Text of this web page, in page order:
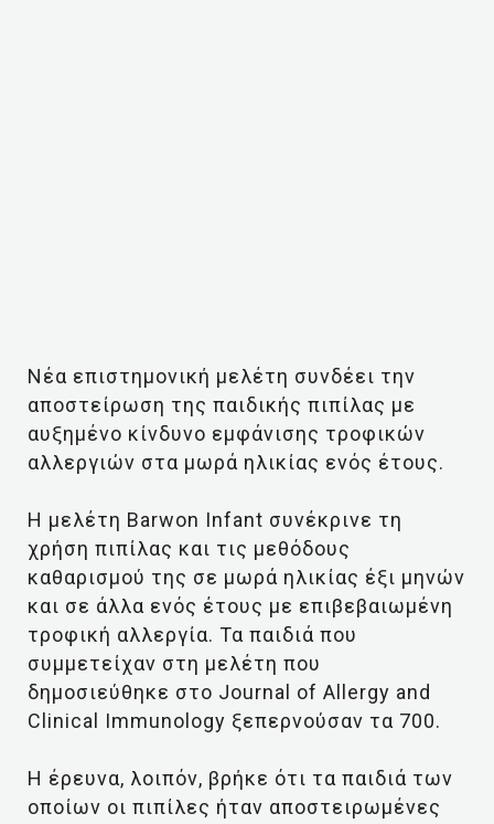
Νέα επιστημονική μελέτη συνδέει την
αποστείρωση της παιδικής πιπίλας με
αυξημένο κίνδυνο εμφάνισης τροφικών
αλλεργιών στα μωρά ηλικίας ενός έτους.
Η μελέτη Barwon Infant συνέκρινε τη
χρήση πιπίλας και τις μεθόδους
καθαρισμού της σε μωρά ηλικίας έξι μηνών
και σε άλλα ενός έτους με επιβεβαιωμένη
τροφική αλλεργία. Τα παιδιά που
συμμετείχαν στη μελέτη που
δημοσιεύθηκε στο Journal of Allergy and
Clinical Immunology ξεπερνούσαν τα 700.
Η έρευνα, λοιπόν, βρήκε ότι τα παιδιά των
οποίων οι πιπίλες ήταν αποστειρωμένες